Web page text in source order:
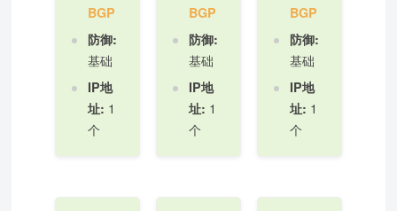
BGP
防御:
基础
IP地
址: 1
个
BGP
防御:
基础
IP地
址: 1
个
BGP
防御:
基础
IP地
址: 1
个